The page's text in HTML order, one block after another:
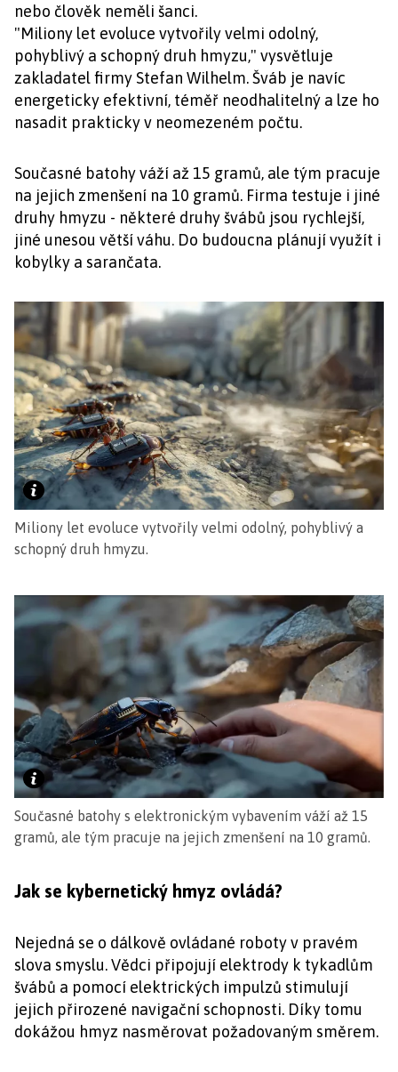
nebo člověk neměli šanci.
"Miliony let evoluce vytvořily velmi odolný,
pohyblivý a schopný druh hmyzu," vysvětluje
zakladatel firmy Stefan Wilhelm. Šváb je navíc
energeticky efektivní, téměř neodhalitelný a lze ho
nasadit prakticky v neomezeném počtu.
Současné batohy váží až 15 gramů, ale tým pracuje
na jejich zmenšení na 10 gramů. Firma testuje i jiné
druhy hmyzu - některé druhy švábů jsou rychlejší,
jiné unesou větší váhu. Do budoucna plánují využít i
kobylky a sarančata.
Miliony let evoluce vytvořily velmi odolný, pohyblivý a
schopný druh hmyzu.
Současné batohy s elektronickým vybavením váží až 15
gramů, ale tým pracuje na jejich zmenšení na 10 gramů.
Jak se kybernetický hmyz ovládá?
Nejedná se o dálkově ovládané roboty v pravém
slova smyslu. Vědci připojují elektrody k tykadlům
švábů a pomocí elektrických impulzů stimulují
jejich přirozené navigační schopnosti. Díky tomu
dokážou hmyz nasměrovat požadovaným směrem.